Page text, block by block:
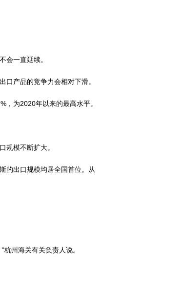
会一直延续。
产品的竞争力会相对下滑。
，为2020年以来的最高水平。
规模不断扩大。
的出口规模均居全国首位。从
州海关有关负责人说。